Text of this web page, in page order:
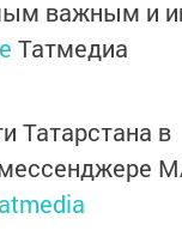
важным и
Татмедиа
Татарстана в